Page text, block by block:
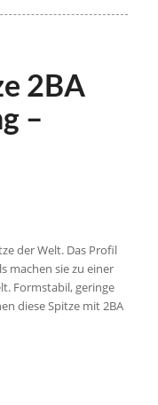
2BA
–
der Welt. Das Profil
machen sie zu einer
Formstabil, geringe
diese Spitze mit 2BA